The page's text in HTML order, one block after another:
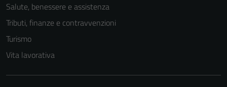
Salute, benessere e assistenza
Tributi, finanze e contravvenzioni
Turismo
Vita lavorativa
Questi cookie